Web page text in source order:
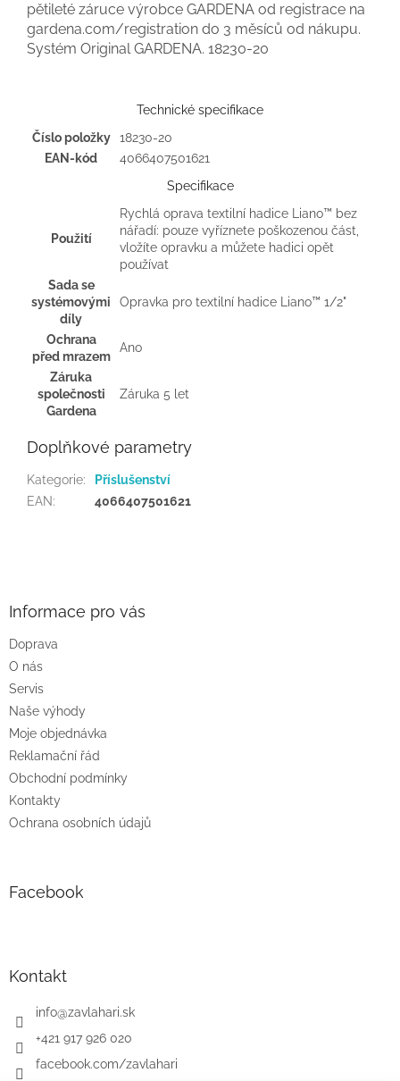
pětileté záruce výrobce GARDENA od registrace na
gardena.com/registration do 3 měsíců od nákupu.
Systém Original GARDENA. 18230-20
Technické specifikace
Číslo položky
18230-20
EAN-kód
4066407501621
Specifikace
Použití
Rychlá oprava textilní hadice Liano™ bez
nářadí: pouze vyříznete poškozenou část,
vložíte opravku a můžete hadici opět
používat
Sada se
systémovými
díly
Opravka pro textilní hadice Liano™ 1/2"
Ochrana
před mrazem
Ano
Záruka
společnosti
Gardena
Záruka 5 let
Doplňkové parametry
Kategorie:
Příslušenství
EAN: 4066407501621
Informace pro vás
Doprava
O nás
Servis
Naše výhody
Moje objednávka
Reklamační řád
Obchodní podmínky
Kontakty
Ochrana osobních údajů
Facebook
Kontakt
info@zavlahari.sk
+421 917 926 020
facebook.com/zavlahari